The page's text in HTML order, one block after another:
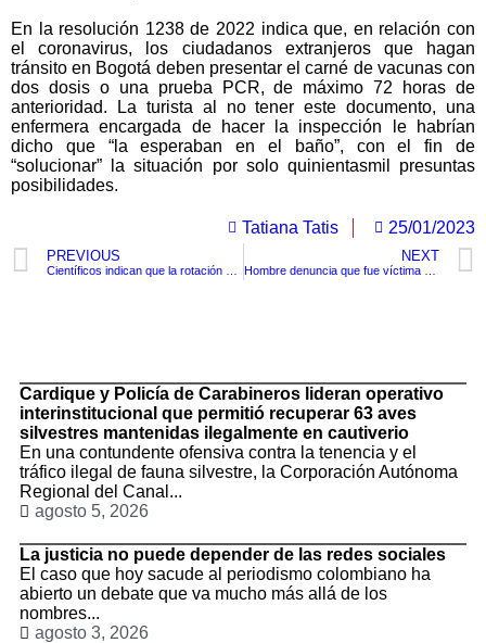
En la resolución 1238 de 2022 indica que, en relación con
el coronavirus, los ciudadanos extranjeros que hagan
tránsito en Bogotá deben presentar el carné de vacunas con
dos dosis o una prueba PCR, de máximo 72 horas de
anterioridad. La turista al no tener este documento, una
enfermera encargada de hacer la inspección le habrían
dicho que “la esperaban en el baño”, con el fin de
“solucionar” la situación por solo quinientasmil presuntas
posibilidades.
Tatiana Tatis 25/01/2023
PREVIOUS NEXT
Cardique y Policía de Carabineros lideran operativo
interinstitucional que permitió recuperar 63 aves
silvestres mantenidas ilegalmente en cautiverio
En una contundente ofensiva contra la tenencia y el
tráfico ilegal de fauna silvestre, la Corporación Autónoma
Regional del Canal...
agosto 5, 2026
La justicia no puede depender de las redes sociales
El caso que hoy sacude al periodismo colombiano ha
abierto un debate que va mucho más allá de los
nombres...
agosto 3, 2026